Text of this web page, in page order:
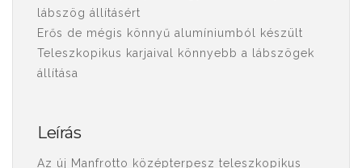
lábszög állításért
Erős de mégis könnyű alumíniumból készült
Teleszkopikus karjaival könnyebb a lábszögek
állítása
Leírás
Az új Manfrotto középterpesz teleszkopikus